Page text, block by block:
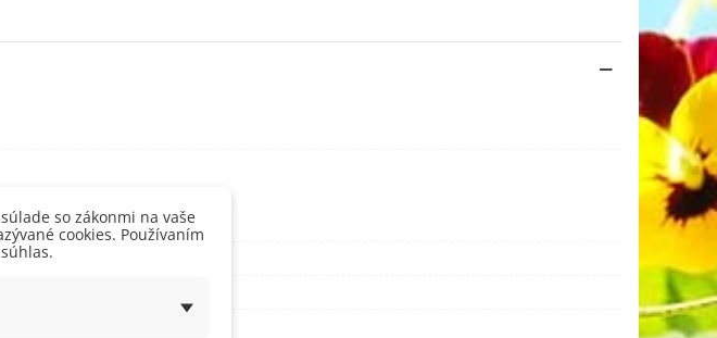
so zákonmi na vaše
cookies. Používaním